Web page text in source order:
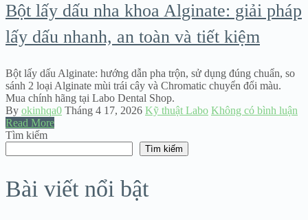
Bột lấy dấu nha khoa Alginate: giải pháp
lấy dấu nhanh, an toàn và tiết kiệm
Bột lấy dấu Alginate: hướng dẫn pha trộn, sử dụng đúng chuẩn, so
sánh 2 loại Alginate mùi trái cây và Chromatic chuyển đổi màu.
Mua chính hãng tại Labo Dental Shop.
By okinhqa0 Tháng 4 17, 2026 Kỹ thuật Labo Không có bình luận
Read More
Tìm kiếm
Tìm kiếm
Bài viết nổi bật